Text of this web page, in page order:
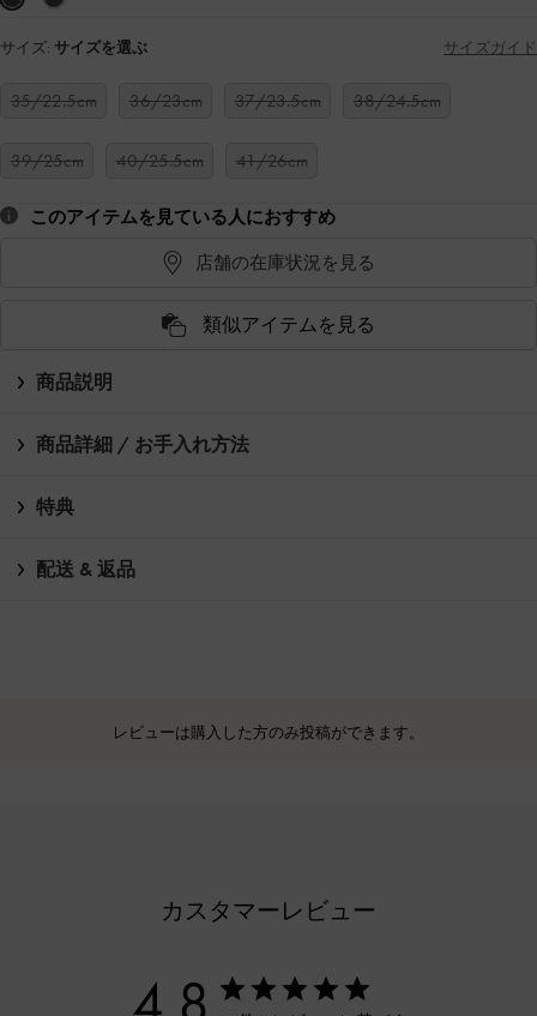
サイズ: サイズを選ぶ サイズガイド
35/22.5cm 36/23cm 37/23.5cm 38/24.5cm
39/25cm 40/25.5cm 41/26cm
このアイテムを見ている人におすすめ
店舗の在庫状況を見る
類似アイテムを見る
商品説明
商品詳細 / お手入れ方法
特典
配送 & 返品
レビューは購入した方のみ投稿ができます。
カスタマーレビュー